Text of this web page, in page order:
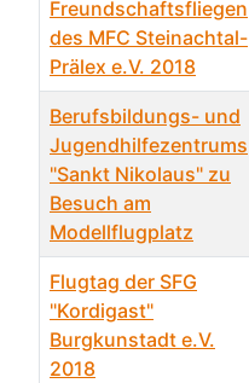
Freundschaftsfliegen
des MFC Steinachtal-
Prälex e.V. 2018
Berufsbildungs- und
Jugendhilfezentrums
"Sankt Nikolaus" zu
Besuch am
Modellflugplatz
Flugtag der SFG
"Kordigast"
Burgkunstadt e.V.
2018